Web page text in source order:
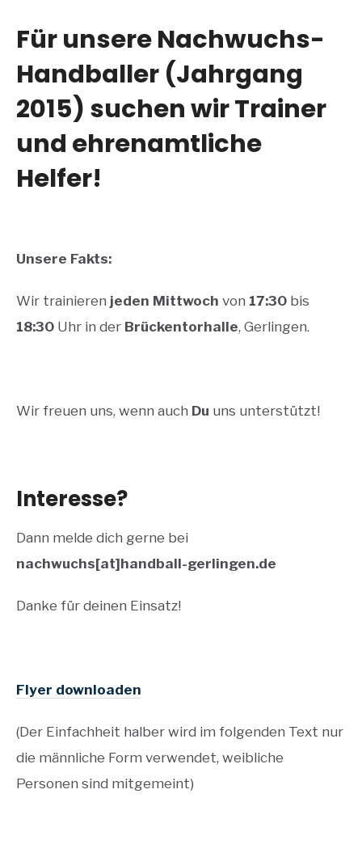
Für unsere Nachwuchs-
Handballer (Jahrgang
2015) suchen wirTrainer
und ehrenamtliche
Helfer!
Unsere Fakts:
Wir trainieren jeden Mittwoch von 17:30 bis
18:30 Uhr in der Brückentorhalle, Gerlingen.
Wir freuen uns, wenn auch Du uns unterstützt!
Interesse?
Dann melde dich gerne bei
nachwuchs[at]handball-gerlingen.de
Danke für deinen Einsatz!
Flyer downloaden
(Der Einfachheit halber wird im folgenden Text nur
die männliche Form verwendet, weibliche
Personen sind mitgemeint)